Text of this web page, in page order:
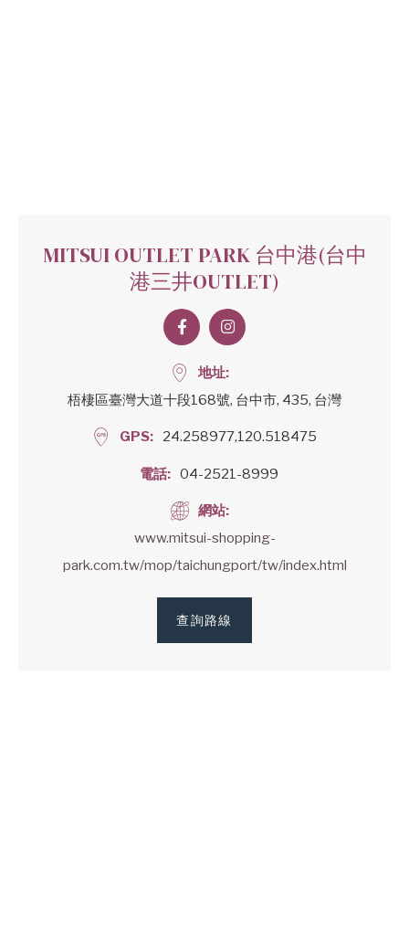
MITSUI OUTLET PARK 台中港(台中
港三井OUTLET)
地址
梧棲區臺灣大道十段168號, 台中市, 435, 台灣
GPS 24.258977,120.518475
電話 04-2521-8999
網站
www.mitsui-shopping-
park.com.tw/mop/taichungport/tw/index.html
查詢路線